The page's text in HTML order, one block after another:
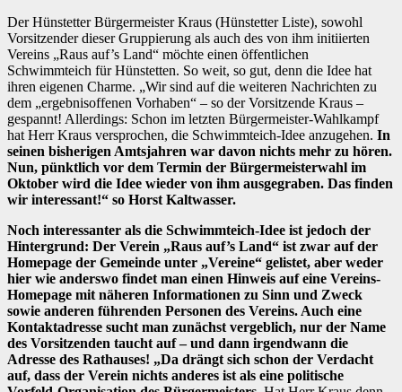
Der Hünstetter Bürgermeister Kraus (Hünstetter Liste), sowohl
Vorsitzender dieser Gruppierung als auch des von ihm initiierten
Vereins „Raus auf’s Land“ möchte einen öffentlichen
Schwimmteich für Hünstetten. So weit, so gut, denn die Idee hat
ihren eigenen Charme. „Wir sind auf die weiteren Nachrichten zu
dem „ergebnisoffenen Vorhaben“ – so der Vorsitzende Kraus –
gespannt! Allerdings: Schon im letzten Bürgermeister-Wahlkampf
hat Herr Kraus versprochen, die Schwimmteich-Idee anzugehen. In
seinen bisherigen Amtsjahren war davon nichts mehr zu hören.
Nun, pünktlich vor dem Termin der Bürgermeisterwahl im
Oktober wird die Idee wieder von ihm ausgegraben. Das finden
wir interessant!“ so Horst Kaltwasser.
Noch interessanter als die Schwimmteich-Idee ist jedoch der
Hintergrund: Der Verein „Raus auf’s Land“ ist zwar auf der
Homepage der Gemeinde unter „Vereine“ gelistet, aber weder
hier wie anderswo findet man einen Hinweis auf eine Vereins-
Homepage mit näheren Informationen zu Sinn und Zweck
sowie anderen führenden Personen des Vereins. Auch eine
Kontaktadresse sucht man zunächst vergeblich, nur der Name
des Vorsitzenden taucht auf – und dann irgendwann die
Adresse des Rathauses! „Da drängt sich schon der Verdacht
auf, dass der Verein nichts anderes ist als eine politische